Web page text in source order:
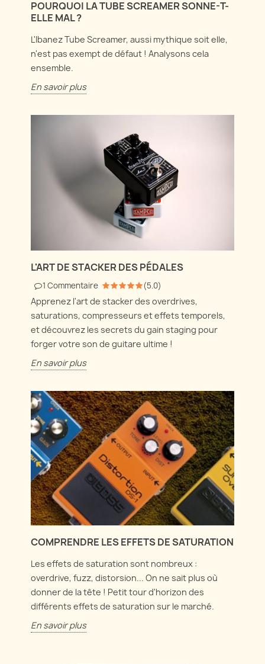
POURQUOI LA TUBE SCREAMER SONNE-T-
ELLE MAL ?
L'Ibanez Tube Screamer, aussi mythique soit elle,
n'est pas exempt de défaut ! Analysons cela
ensemble.
En savoir plus
L'ART DE STACKER DES PÉDALES
1 Commentaire (5.0)
Apprenez l'art de stacker des overdrives,
saturations, compresseurs et effets temporels,
et découvrez les secrets du gain staging pour
forger votre son de guitare ultime !
En savoir plus
COMPRENDRE LES EFFETS DE SATURATION
Les effets de saturation sont nombreux :
overdrive, fuzz, distorsion... On ne sait plus où
donner de la tête ! Petit tour d'horizon des
différents effets de saturation sur le marché.
En savoir plus